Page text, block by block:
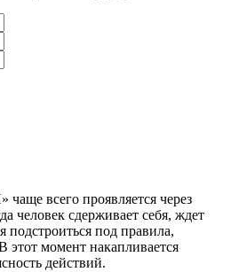
всего проявляется через
человек сдерживает себя, ждет
подстроиться под правила,
этот момент накапливается
действий.